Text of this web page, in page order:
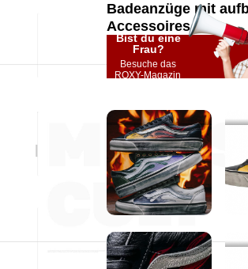
Badeanzüge mit
Accessoires
Bist du eine
Frau?
Besuche das
ROXY-Magazin